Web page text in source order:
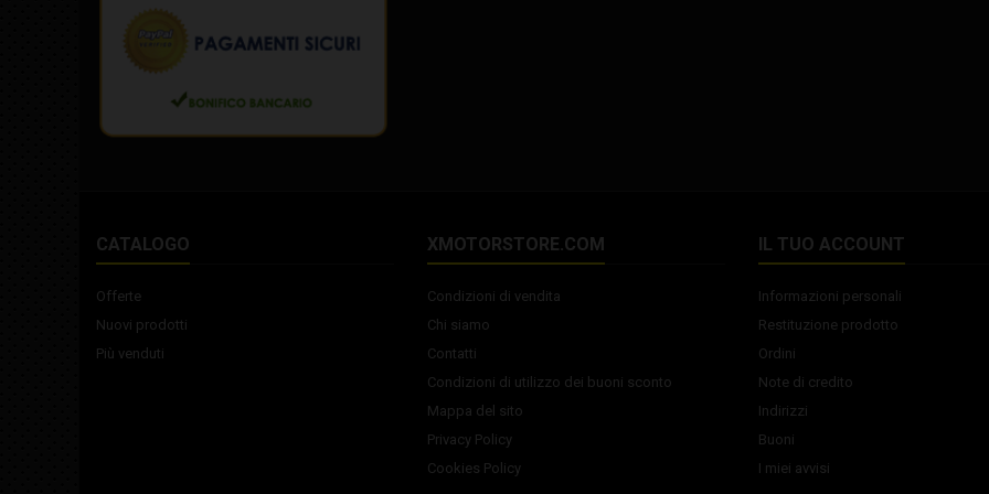
CATALOGO
Offerte
Nuovi prodotti
Più venduti
XMOTORSTORE.COM
Condizioni di vendita
Chi siamo
Contatti
Condizioni di utilizzo dei buoni sconto
Mappa del sito
Privacy Policy
Cookies Policy
IL TUO ACCOUNT
Informazioni personali
Restituzione prodotto
Ordini
Note di credito
Indirizzi
Buoni
I miei avvisi